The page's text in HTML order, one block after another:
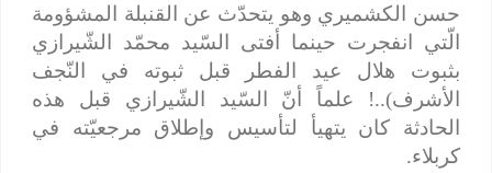
حسن الكشميري وهو يتحدّث عن القنبلة المشؤومة
الّتي انفجرت حينما أفتى السّيد محمّد الشّيرازي
بثبوت هلال عيد الفطر قبل ثبوته في النّجف
الأشرف)..! علماً أنّ السّيد الشّيرازي قبل هذه
الحادثة كان يتهيأ لتأسيس وإطلاق مرجعيّته في
كربلاء.